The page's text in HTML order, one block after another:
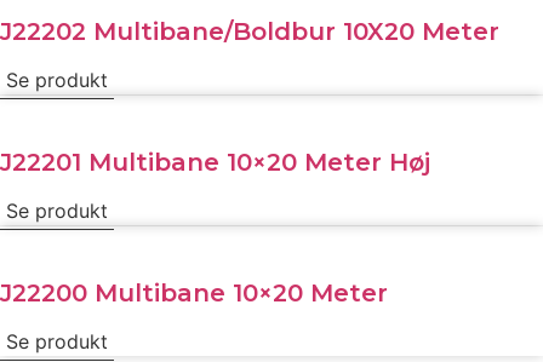
J22202 Multibane/Boldbur 10X20 Meter
Se produkt
J22201 Multibane 10×20 Meter Høj
Se produkt
J22200 Multibane 10×20 Meter
Se produkt